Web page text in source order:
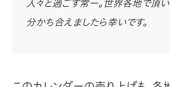
人々と過ごす常ー。世界各地で頂い
分かち合えましたら幸いです。